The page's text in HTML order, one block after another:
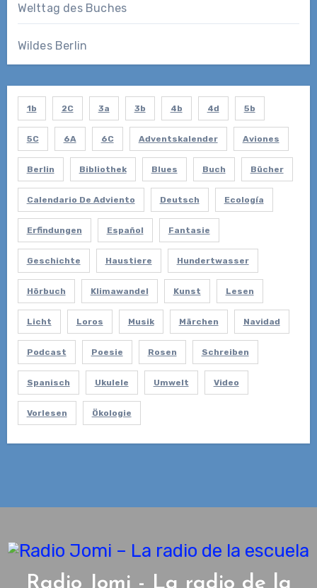
Welttag des Buches
Wildes Berlin
1b 2C 3a 3b 4b 4d 5b
5C 6A 6C Adventskalender Aviones
Berlin Bibliothek Blues Buch Bücher
Calendario De Adviento Deutsch Ecología
Erfindungen Español Fantasie
Geschichte Haustiere Hundertwasser
Hörbuch Klimawandel Kunst Lesen
Licht Loros Musik Märchen Navidad
Podcast Poesie Rosen Schreiben
Spanisch Ukulele Umwelt Video
Vorlesen Ökologie
Radio Jomi - La radio de la